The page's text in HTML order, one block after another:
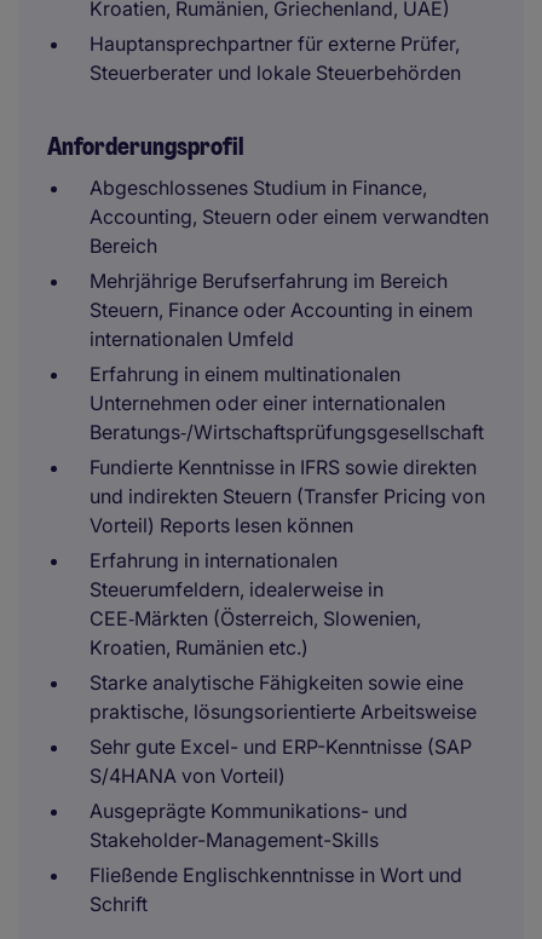
Kroatien, Rumänien, Griechenland, UAE)
Hauptansprechpartner für externe Prüfer,
Steuerberater und lokale Steuerbehörden
Anforderungsprofil
Abgeschlossenes Studium in Finance,
Accounting, Steuern oder einem verwandten
Bereich
Mehrjährige Berufserfahrung im Bereich
Steuern, Finance oder Accounting in einem
internationalen Umfeld
Erfahrung in einem multinationalen
Unternehmen oder einer internationalen
Beratungs‑/Wirtschaftsprüfungsgesellschaft
Fundierte Kenntnisse in IFRS sowie direkten
und indirekten Steuern (Transfer Pricing von
Vorteil) Reports lesen können
Erfahrung in internationalen
Steuerumfeldern, idealerweise in
CEE‑Märkten (Österreich, Slowenien,
Kroatien, Rumänien etc.)
Starke analytische Fähigkeiten sowie eine
praktische, lösungsorientierte Arbeitsweise
Sehr gute Excel- und ERP-Kenntnisse (SAP
S/4HANA von Vorteil)
Ausgeprägte Kommunikations- und
Stakeholder-Management-Skills
Fließende Englischkenntnisse in Wort und
Schrift